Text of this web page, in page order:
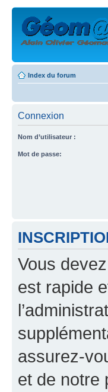
Index du forum
Connexion
Nom d’utilisateur :
Mot de passe:
Vous
est rapide
assurez-
et de notre